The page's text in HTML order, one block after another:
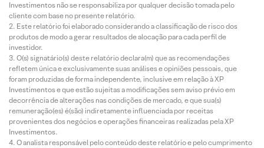
Investimentos não se responsabiliza por qualquer decisão tomada pelo
cliente com base no presente relatório.
Este relatório foi elaborado considerando a classificação de risco dos
produtos de modo a gerar resultados de alocação para cada perfil de
investidor.
O(s) signatário(s) deste relatório declara(m) que as recomendações
refletem única e exclusivamente suas análises e opiniões pessoais, que
foram produzidas de forma independente, inclusive em relação à XP
Investimentos e que estão sujeitas a modificações sem aviso prévio em
decorrência de alterações nas condições de mercado, e que sua(s)
remuneração(es) é(são) indiretamente influenciada por receitas
provenientes dos negócios e operações financeiras realizadas pela XP
Investimentos.
O analista responsável pelo conteúdo deste relatório e pelo cumprimento